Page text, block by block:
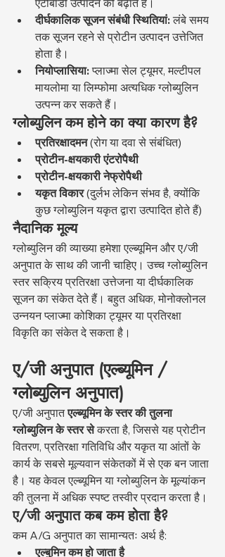
एंटीबॉडी उत्पादन को बढ़ाते हैं।
दीर्घकालिक सूजन संबंधी स्थितियां: लंबे समय
तक सूजन रहने से प्रोटीन उत्पादन उत्तेजित
होता है।
नियोप्लासिया: प्लाज्मा सेल ट्यूमर, मल्टीपल
मायलोमा या लिम्फोमा अत्यधिक ग्लोब्युलिन
उत्पन्न कर सकते हैं।
ग्लोब्युलिन कम होने का क्या कारण है?
प्रतिरक्षादमन (रोग या दवा से संबंधित)
प्रोटीन-क्षयकारी एंटरोपैथी
प्रोटीन-क्षयकारी नेफ्रोपैथी
यकृत विकार (दुर्लभ लेकिन संभव है, क्योंकि
कुछ ग्लोब्युलिन यकृत द्वारा उत्पादित होते हैं)
नैदानिक मूल्य
ग्लोब्युलिन की व्याख्या हमेशा एल्ब्यूमिन और ए/जी
अनुपात के साथ की जानी चाहिए। उच्च ग्लोब्युलिन
स्तर सक्रिय प्रतिरक्षा उत्तेजना या दीर्घकालिक
सूजन का संकेत देते हैं। बहुत अधिक, मोनोक्लोनल
उन्नयन प्लाज्मा कोशिका ट्यूमर या प्रतिरक्षा
विकृति का संकेत दे सकता है।
ए/जी अनुपात (एल्ब्यूमिन /
ग्लोब्युलिन अनुपात)
ए/जी अनुपात एल्ब्यूमिन के स्तर की तुलना
ग्लोब्युलिन के स्तर से करता है, जिससे यह प्रोटीन
वितरण, प्रतिरक्षा गतिविधि और यकृत या आंतों के
कार्य के सबसे मूल्यवान संकेतकों में से एक बन जाता
है। यह केवल एल्ब्यूमिन या ग्लोब्युलिन के मूल्यांकन
की तुलना में अधिक स्पष्ट तस्वीर प्रदान करता है।
ए/जी अनुपात कब कम होता है?
कम A/G अनुपात का सामान्यतः अर्थ है:
एल्बुमिन कम हो जाता है